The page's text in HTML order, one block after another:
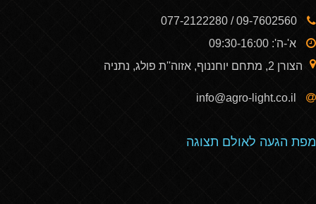
א'-ה': 09:30-16:00
הצורן 2, מתחם יוחננוף, אזוה''ת פולג, נתניה
מפת הגעה לאולם תצוגה